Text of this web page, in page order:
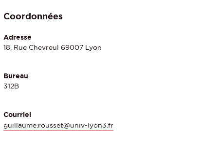
Coordonnées
Adresse
18, Rue Chevreul 69007 Lyon
Bureau
312B
Courriel
guillaume.rousset@univ-lyon3.fr